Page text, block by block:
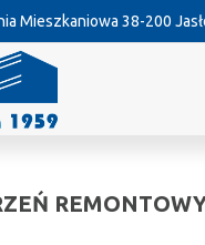
Mieszkaniowa 38-200